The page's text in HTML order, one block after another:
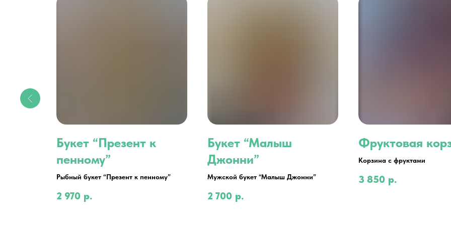
Букет “Презент к
пенному”
Рыбный букет “Презент к пенному”
2 970 р.
Букет “Малыш
Джонни”
Мужской букет “Малыш Джонни”
2 700 р.
Фруктовая
Корзина с фруктами
3 850 р.